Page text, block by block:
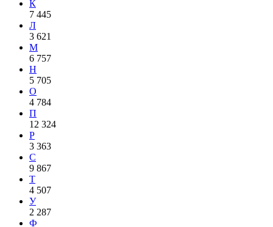
К
7 445
Л
3 621
М
6 757
Н
5 705
О
4 784
П
12 324
Р
3 363
С
9 867
Т
4 507
У
2 287
Ф